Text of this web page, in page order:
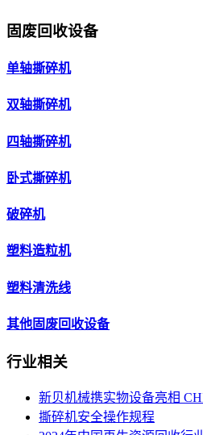
固废回收设备
单轴撕碎机
双轴撕碎机
四轴撕碎机
卧式撕碎机
破碎机
塑料造粒机
塑料清洗线
其他固废回收设备
行业相关
新贝机械携实物设备亮相
撕碎机安全操作规程